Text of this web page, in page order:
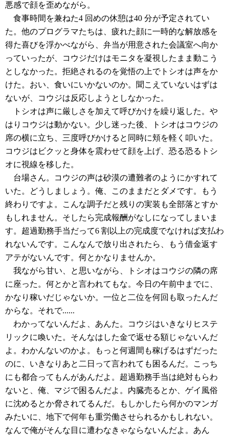
悪感で顔を歪めながら。
食事時間を兼ねた4 回めの休憩は40 分が予定されてい
た。他のプログラマたちは、疲れた顔に一時的な解放感を
得た喜びを浮かべながら、弁当が用意された会議室へ向か
っていったが、コウジだけはモニタを凝視したまま動こう
としなかった。拒絶されるのを覚悟の上でトシオは声をか
けた。おい、食いにいかないのか。聞こえていないはずは
ないが、コウジは反応しようとしなかった。
トシオは声に厳しさを加えて呼びかけを繰り返した。や
はりコウジは動かない。少し迷った後、トシオはコウジの
席の横に立ち、三度呼びかけると同時に頬を軽く叩いた。
コウジはビクッと身体を震わせて顔を上げ、恐る恐るトシ
オに視線を移した。
台場さん。コウジの声は砂漠の遭難者のようにかすれて
いた。どうしましょう。俺、このままだとダメです。もう
終わりですよ。こんな調子だと残りの実装も全部落とすか
もしれません。そしたら完成報酬がなしになってしまいま
す。超過勤務手当だって6 割以上の完成度でなければ支払わ
れないんです。こんなんで放り出されたら、もう借金返す
アテがないんです。何とかなりませんか。
我ながら甘い、と思いながら、トシオはコウジの隣の席
に座った。何とかと言われてもな。今日の午前中までに、
かなり稼いだじゃないか。一位と二位を何回も取ったんだ
からな。それで......
わかってないんだよ、あんた。コウジはいきなりヒステ
リックに喚いた。そんなはした金で返せる額じゃないんだ
よ。わかんないのかよ。もっと何週間も稼げるはずだった
のに、いきなりあと二日って言われても困るんだ。こっち
にも都合ってもんがあんだよ。超過勤務手当は絶対もらわ
ないと、俺、マジで困るんだよ。内臓売るとか、ゲイ風俗
に沈めるとか脅されてるんだ。もしかしたら何かのマンガ
みたいに、地下で何年も重労働させられるかもしれない。
なんで俺がそんな目に遭わなきゃならないんだよ。あん